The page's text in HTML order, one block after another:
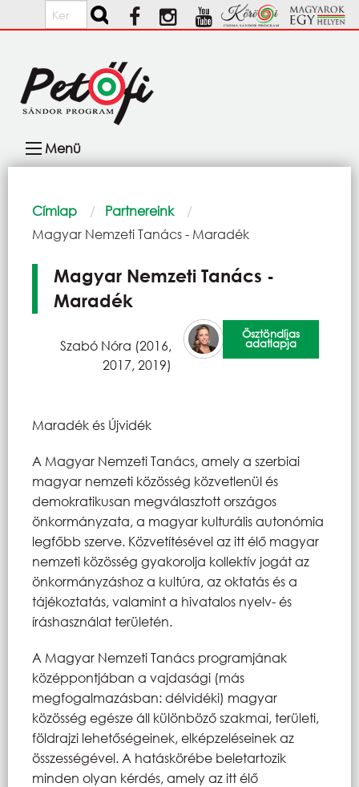
Ugrás a tartalomra
Keresés
navigáció
Menü
Morzsa
Címlap
Partnereink
Current:
Magyar Nemzeti Tanács - Maradék
Magyar Nemzeti Tanács -
Maradék
Szabó Nóra (2016,
2017, 2019)
Ösztöndíjas
adatlapja
Maradék és Újvidék
A Magyar Nemzeti Tanács, amely a szerbiai
magyar nemzeti közösség közvetlenül és
demokratikusan megválasztott országos
önkormányzata, a magyar kulturális autonómia
legfőbb szerve. Közvetítésével az itt élő magyar
nemzeti közösség gyakorolja kollektív jogát az
önkormányzáshoz a kultúra, az oktatás és a
tájékoztatás, valamint a hivatalos nyelv- és
íráshasználat területén.
A Magyar Nemzeti Tanács programjának
középpontjában a vajdasági (más
megfogalmazásban: délvidéki) magyar
közösség egésze áll különböző szakmai, területi,
földrajzi lehetőségeinek, elképzeléseinek az
összességével. A hatáskörébe beletartozik
minden olyan kérdés, amely az itt élő